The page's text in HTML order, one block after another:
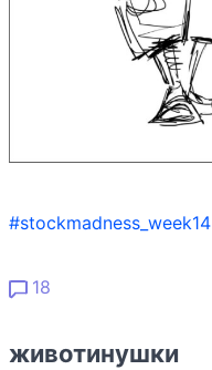
#stockmadness_week14
18
животинушки